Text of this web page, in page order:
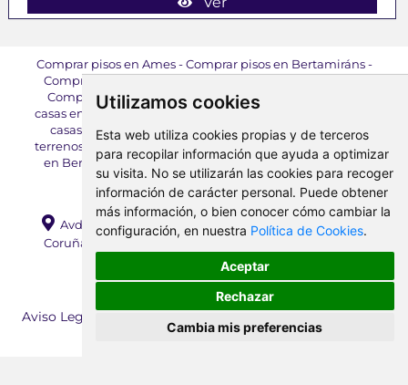
Utilizamos cookies
Esta web utiliza cookies propias y de terceros
para recopilar información que ayuda a optimizar
su visita. No se utilizarán las cookies para recoger
información de carácter personal. Puede obtener
más información, o bien conocer cómo cambiar la
configuración, en nuestra Política de Cookies.
Aceptar
Rechazar
Cambia mis preferencias
Comprar pisos en Ames-Comprar pisos en Bertamiráns-
Comprar pisos en Milladoiro-Comprar pisos en Brión-
Comprar pisos en Santiago de Compostela
casas en Ames-Comprar casas en Bertamiráns
casas en Brión-Comprar locales en Ames-Comprar
terrenos en Ames - Alquilar pisos en Ames -Alquilar pisos
en Bertamiráns-Alquilar pisos en Milladoiro-Alquilar
pisos en Brión-Alquilar locales en Ames
Avda. da Mahía, 71 Bajo, Bertamiráns, 15220, Ames (A
Coruña) |
E-mail: info@amesinmobiliaria.com
+34 981 890 704
Ames Inmobiliaria 1998 - 2026 ©
Aviso Legal
Cambiar preferencia de cookies